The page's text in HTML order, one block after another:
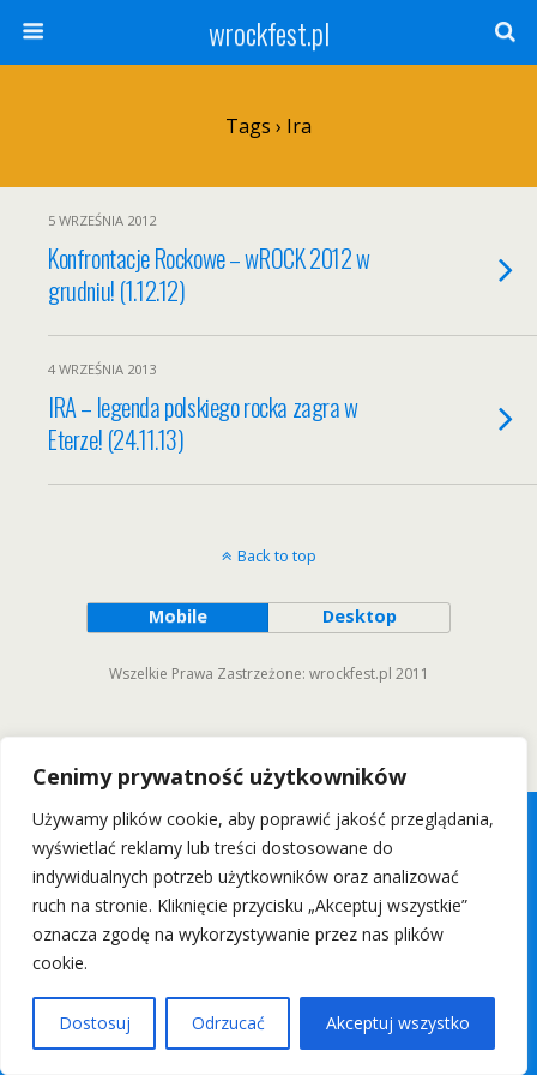
Cenimy prywatność użytkowników
Używamy plików cookie, aby poprawić jakość przeglądania,
wyświetlać reklamy lub treści dostosowane do
indywidualnych potrzeb użytkowników oraz analizować
ruch na stronie. Kliknięcie przycisku „Akceptuj wszystkie”
oznacza zgodę na wykorzystywanie przez nas plików
cookie.
Dostosuj Odrzucać Akceptuj wszystko
wrockfest.pl
Tags › Ira
5 WRZEŚNIA 2012
Konfrontacje Rockowe – wROCK 2012 w
grudniu! (1.12.12)
4 WRZEŚNIA 2013
IRA – legenda polskiego rocka zagra w
Eterze! (24.11.13)
Back to top
Mobile Desktop
Wszelkie Prawa Zastrzeżone: wrockfest.pl 2011